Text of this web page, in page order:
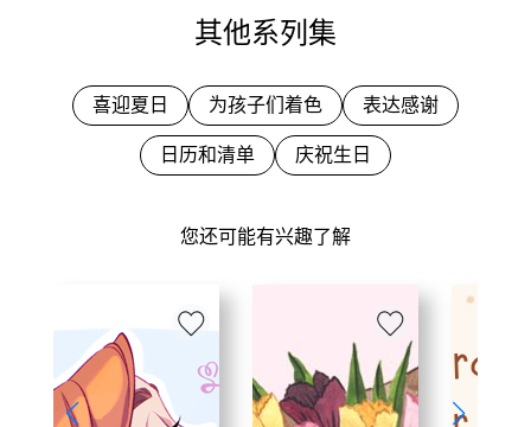
您还可能有兴趣了解
其他系列集
喜迎夏日 为孩子们着色 表达感谢
日历和清单 庆祝生日